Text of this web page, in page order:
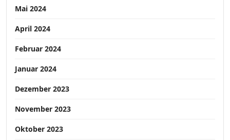
Mai 2024
April 2024
Februar 2024
Januar 2024
Dezember 2023
November 2023
Oktober 2023